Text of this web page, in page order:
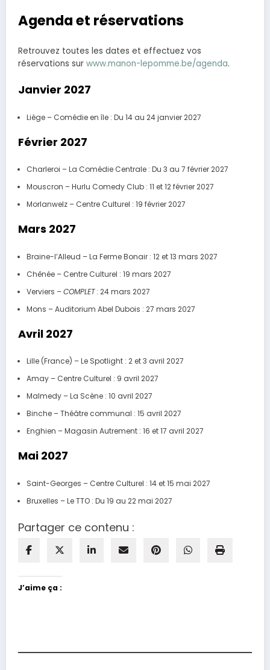
Agenda et réservations
Retrouvez toutes les dates et effectuez vos
réservations sur www.manon-lepomme.be/agenda.
Janvier 2027
Liège – Comédie en île : Du 14 au 24 janvier 2027
Février 2027
Charleroi – La Comédie Centrale : Du 3 au 7 février 2027
Mouscron – Hurlu Comedy Club : 11 et 12 février 2027
Morlanwelz – Centre Culturel : 19 février 2027
Mars 2027
Braine-l’Alleud – La Ferme Bonair : 12 et 13 mars 2027
Chênée – Centre Culturel : 19 mars 2027
Verviers –COMPLET: 24 mars 2027
Mons – Auditorium Abel Dubois : 27 mars 2027
Avril 2027
Lille (France) – Le Spotlight : 2 et 3 avril 2027
Amay – Centre Culturel : 9 avril 2027
Malmedy – La Scène : 10 avril 2027
Binche – Théâtre communal : 15 avril 2027
Enghien – Magasin Autrement : 16 et 17 avril 2027
Mai 2027
Saint-Georges – Centre Culturel : 14 et 15 mai 2027
Bruxelles – Le TTO : Du 19 au 22 mai 2027
Partager ce contenu :
J’aime ça :